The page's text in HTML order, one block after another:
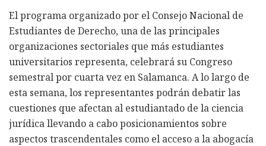
El programa organizado por el Consejo Nacional de
Estudiantes de Derecho, una de las principales
organizaciones sectoriales que más estudiantes
universitarios representa, celebrará su Congreso
semestral por cuarta vez en Salamanca. A lo largo de
esta semana, los representantes podrán debatir las
cuestiones que afectan al estudiantado de la ciencia
jurídica llevando a cabo posicionamientos sobre
aspectos trascendentales como el acceso a la abogacía